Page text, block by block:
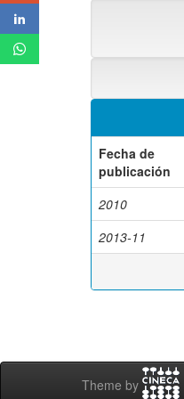
Fecha de
publicación
2010
2013-11
Theme by